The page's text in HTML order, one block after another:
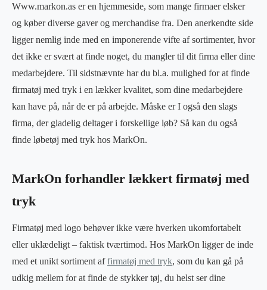
Www.markon.as er en hjemmeside, som mange firmaer elsker
og køber diverse gaver og merchandise fra. Den anerkendte side
ligger nemlig inde med en imponerende vifte af sortimenter, hvor
det ikke er svært at finde noget, du mangler til dit firma eller dine
medarbejdere. Til sidstnævnte har du bl.a. mulighed for at finde
firmatøj med tryk i en lækker kvalitet, som dine medarbejdere
kan have på, når de er på arbejde. Måske er I også den slags
firma, der gladelig deltager i forskellige løb? Så kan du også
finde løbetøj med tryk hos MarkOn.
MarkOn forhandler lækkert firmatøj med
tryk
Firmatøj med logo behøver ikke være hverken ukomfortabelt
eller uklædeligt – faktisk tværtimod. Hos MarkOn ligger de inde
med et unikt sortiment affirmatøj med tryk, som du kan gå på
udkig mellem for at finde de stykker tøj, du helst ser dine